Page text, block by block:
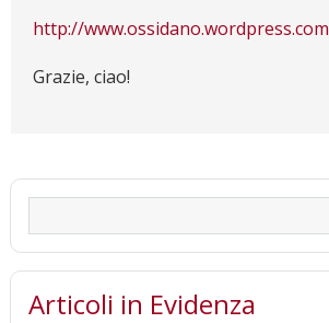
http://www.ossidano.wordpress.com
Grazie, ciao!
Articoli in Evidenza